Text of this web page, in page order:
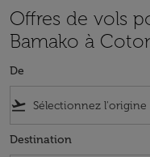
Offres de vols
Bamako à
De
flight_takeoff
Destination